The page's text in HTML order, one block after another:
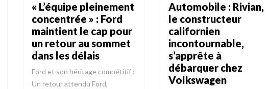
« L’équipe pleinement
concentrée » : Ford
maintient le cap pour
un retour au sommet
dans les délais
Ford et son héritage compétitif :
Un retour attendu Ford,
Automobile : Rivian,
le constructeur
californien
incontournable,
s’apprête à
débarquer chez
Volkswagen